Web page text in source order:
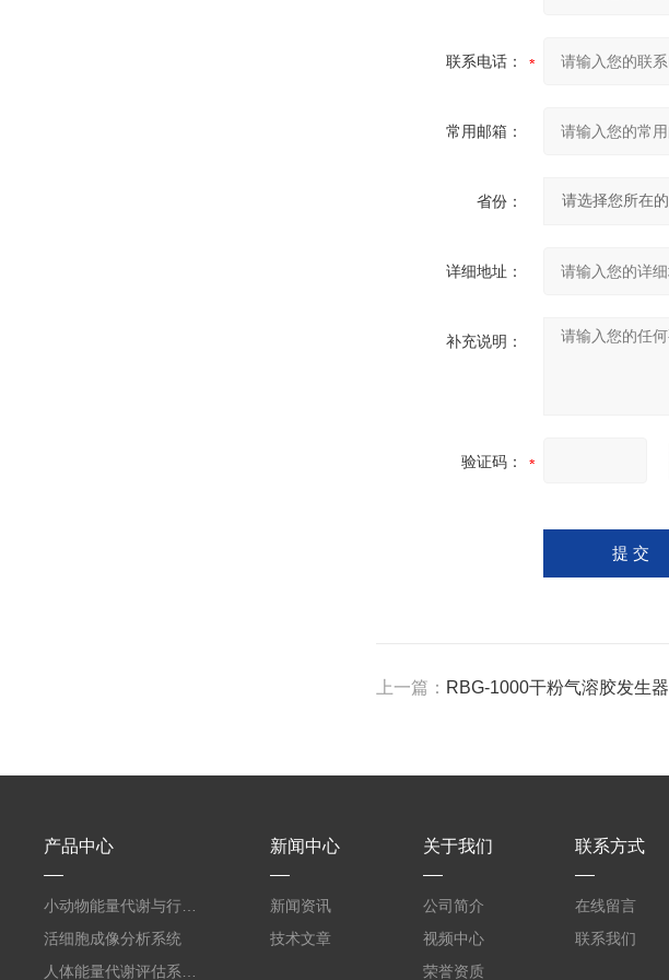
联系电话：
常用邮箱：
省份：
详细地址：
补充说明：
验证码：
上一篇： RBG-1000干粉气溶胶发生器
产品中心
活细胞成像分析系统
新闻中心
新闻资讯
技术文章
关于我们
公司简介
视频中心
荣誉资质
联系方式
在线留言
联系我们